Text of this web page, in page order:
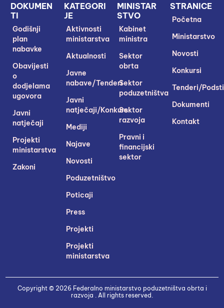
STRANICE
Početna
Ministarstvo
Novosti
Konkursi
Tenderi/
Dokumenti
Kontakt
MINISTAR
STVO
Kabinet
ministra
Sektor
obrta
Sektor
poduzetništva
Sektor
razvoja
Pravni i
financijski
sektor
KATEGORI
JE
Aktivnosti
ministarstva
Aktualnosti
Javne
nabave/Tenderi
Javni
natječaji/Konkursi
Mediji
Najave
Novosti
Poduzetništvo
Poticaji
Press
Projekti
Projekti
ministarstva
DOKUMEN
TI
Godišnji
plan
nabavke
Obavijesti
o
dodjelama
ugovora
Javni
natječaji
Projekti
ministarstva
Zakoni
Copyright © 2026 Federalno ministarstvo poduzetništva obrta i
razvoja . All rights reserved.